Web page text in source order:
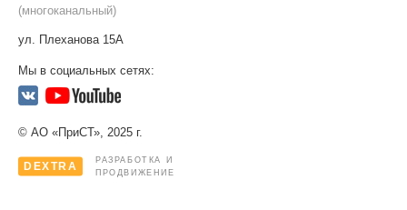
(многоканальный)
ул. Плеханова 15А
Мы в социальных сетях:
© АО «ПриСТ», 2025 г.
DEXTRA
РАЗРАБОТКА И
ПРОДВИЖЕНИЕ